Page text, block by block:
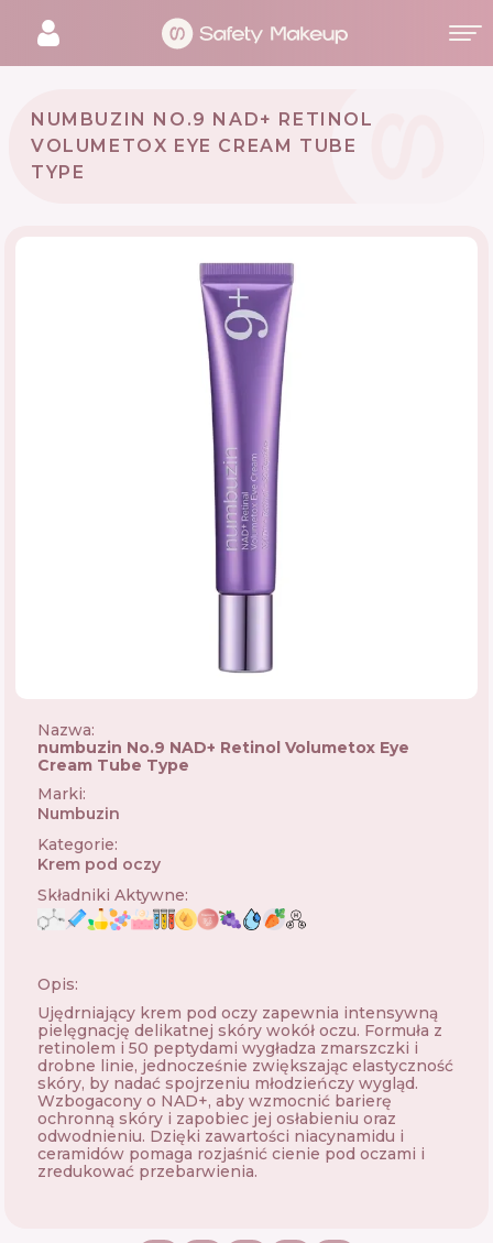
NUMBUZIN NO.9 NAD+ RETINOL
VOLUMETOX EYE CREAM TUBE
TYPE
Nazwa:
numbuzin No.9 NAD+ Retinol Volumetox Eye
Cream Tube Type
Marki:
Numbuzin
Kategorie:
Krem pod oczy
Składniki Aktywne:
Opis:
Ujędrniający krem pod oczy zapewnia intensywną
pielęgnację delikatnej skóry wokół oczu. Formuła z
retinolem i 50 peptydami wygładza zmarszczki i
drobne linie, jednocześnie zwiększając elastyczność
skóry, by nadać spojrzeniu młodzieńczy wygląd.
Wzbogacony o NAD+, aby wzmocnić barierę
ochronną skóry i zapobiec jej osłabieniu oraz
odwodnieniu. Dzięki zawartości niacynamidu i
ceramidów pomaga rozjaśnić cienie pod oczami i
zredukować przebarwienia.